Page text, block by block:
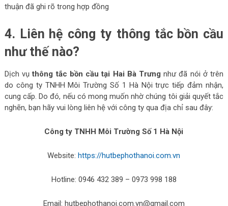
thuận đã ghi rõ trong hợp đồng
4. Liên hệ công ty thông tắc bồn cầu
như thế nào?
Dịch vụ thông tắc bồn cầu tại Hai Bà Trưng như đã nói ở trên
do công ty TNHH Môi Trường Số 1 Hà Nội trực tiếp đảm nhận,
cung cấp. Do đó, nếu có mong muốn nhờ chúng tôi giải quyết tắc
nghẽn, bạn hãy vui lòng liên hệ với công ty qua địa chỉ sau đây:
Công ty TNHH Môi Trường Số 1 Hà Nội
Website:https://hutbephothanoi.com.vn
Hotline: 0946 432 389 – 0973 998 188
Email: hutbephothanoi.com.vn@gmail.com